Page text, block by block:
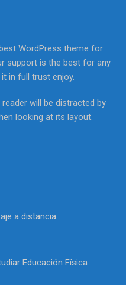
WordPress theme for
support is the best for any
in full trust enjoy.
will be distracted by
looking at its layout.
a distancia.
Educación Física